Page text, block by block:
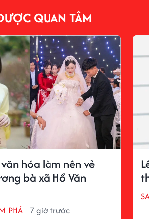
QUAN TÂM
hóa làm nên vẻ
bà xã Hồ Văn
PHÁ 7 giờ trước